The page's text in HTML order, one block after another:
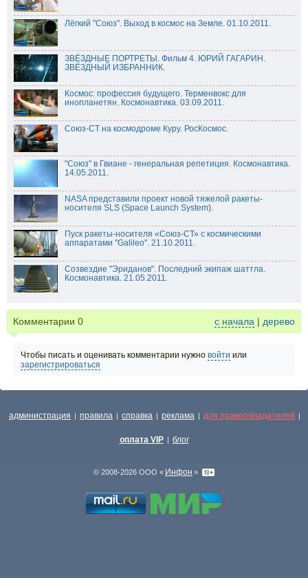
Лёгкий "Союз". Выход в космос на Земле. 01.10.2011.
ЗВЁЗДНЫЕ ПОРТРЕТЫ. Фильм 4. ЮРИЙ ГАГАРИН.
ЗВЁЗДНЫЙ ИЗБРАННИК.
Космос: профессия будущего. Терменвокс для
инопланетян. Космонавтика. 03.09.2011.
Союз-СТ на космодроме Куру. РосКосмос.
"Союз" в Гвиане - генеральная репетиция. Космонавтика.
14.05.2011.
NASA представили проект новой тяжелой ракеты-
носителя SLS (Space Launch System).
Пуск ракеты-носителя «Союз-СТ» с космическими
аппаратами "Galileo". 21.10.2011.
Созвездие "Эриданов". Последний экипаж шаттла.
Космонавтика. 21.05.2011.
Комментарии 0 с начала | дерево
Чтобы писать и оценивать комментарии нужно войти или
зарегистрироваться
администрация | правила | справка | реклама | для правообладателей |
оплата VIP | блог
© 2008-2026 ООО « Инфон »